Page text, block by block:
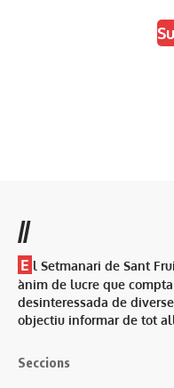
//
E l Setmanari de Sant
ànim de lucre que
desinteressada de
objectiu informar de tot
Seccions